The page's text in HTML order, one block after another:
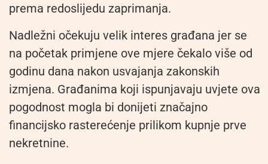
prema redoslijedu zaprimanja.
Nadležni očekuju velik interes građana jer se
na početak primjene ove mjere čekalo više od
godinu dana nakon usvajanja zakonskih
izmjena. Građanima koji ispunjavaju uvjete ova
pogodnost mogla bi donijeti značajno
financijsko rasterećenje prilikom kupnje prve
nekretnine.